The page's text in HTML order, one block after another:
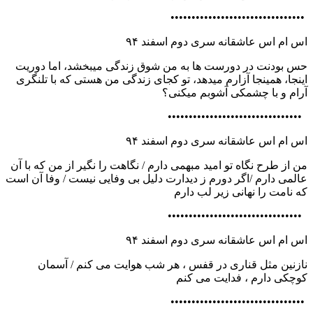
••••••••••••••••••••••••••••••••
اس ام اس عاشقانه سری دوم اسفند ۹۴
حس بودنت در دورست ها به من شوق زندگی میبخشد، اما دوریت
اینجا، همینجا آزارم میدهد، تو کجای زندگی من هستی که با تلنگری
آرام و با چشمکی آشوبم میکنی؟
••••••••••••••••••••••••••••••••
اس ام اس عاشقانه سری دوم اسفند ۹۴
من از طرح نگاه تو امید مبهمی دارم / نگاهت را نگیر از من که با آن
عالمی دارم /اگر دورم ز دیدارت دلیل بی وفایی نیست / وفا آن است
که نامت را نهانی زیر لب دارم
••••••••••••••••••••••••••••••••
اس ام اس عاشقانه سری دوم اسفند ۹۴
نازنین مثل قناری در قفس ، هر شب هوایت می کنم / آسمان
کوچکی دارم ، فدایت می کنم
••••••••••••••••••••••••••••••••